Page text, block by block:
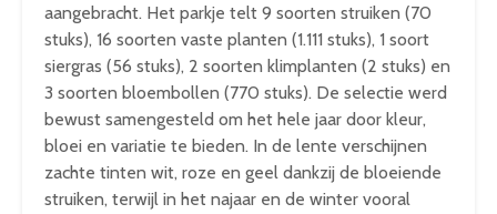
aangebracht. Het parkje telt 9 soorten struiken (70
stuks), 16 soorten vaste planten (1.111 stuks), 1 soort
siergras (56 stuks), 2 soorten klimplanten (2 stuks) en
3 soorten bloembollen (770 stuks). De selectie werd
bewust samengesteld om het hele jaar door kleur,
bloei en variatie te bieden. In de lente verschijnen
zachte tinten wit, roze en geel dankzij de bloeiende
struiken, terwijl in het najaar en de winter vooral